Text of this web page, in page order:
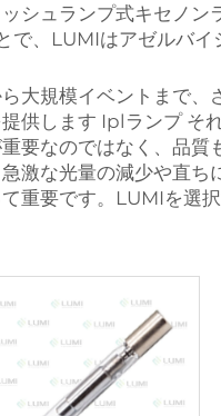
シュランプ式キセノ
、LUMIはアゼルバ
大規模イベントまで
供します Iplランプ そ
要なのではなく、品
激な光量の減少や直
重要です。LUMIを選